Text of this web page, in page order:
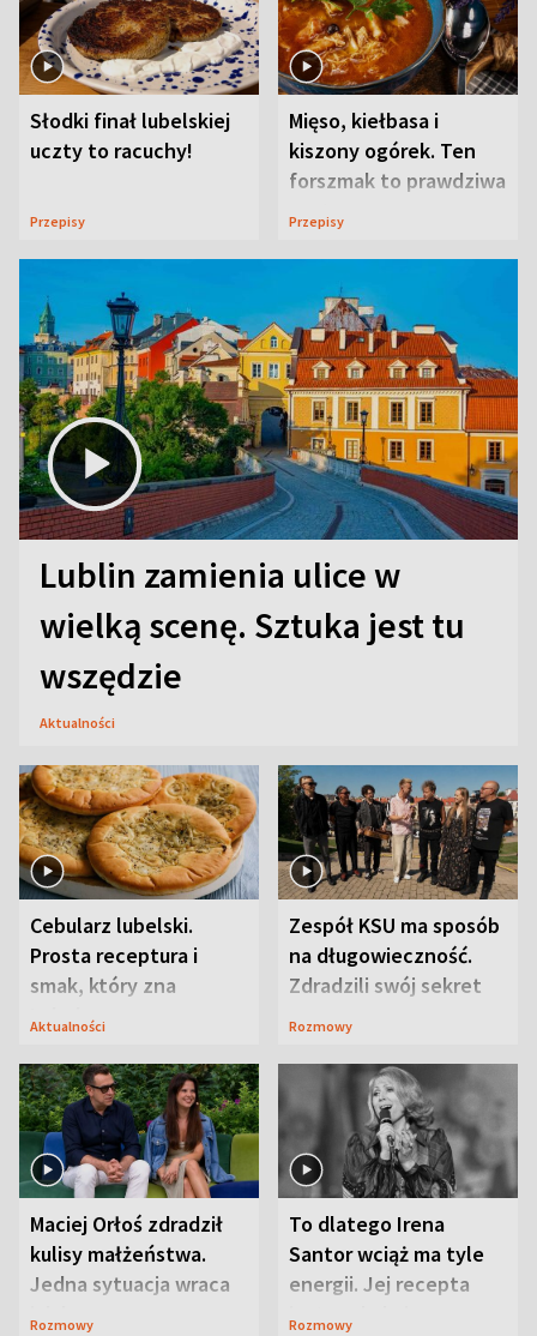
Słodki finał lubelskiej
uczty to racuchy!
Przepisy
Mięso, kiełbasa i
kiszony ogórek. Ten
forszmak to prawdziwa
uczta
Przepisy
Lublin zamienia ulice w
wielką scenę. Sztuka jest tu
wszędzie
Aktualności
Cebularz lubelski.
Prosta receptura i
smak, który zna
Lubelszczyzna
Aktualności
Zespół KSU ma sposób
na długowieczność.
Zdradzili swój sekret
Rozmowy
Maciej Orłoś zdradził
kulisy małżeństwa.
Jedna sytuacja wraca
jak bumerang
Rozmowy
To dlatego Irena
Santor wciąż ma tyle
energii. Jej recepta
jest zaskakująco
Rozmowy